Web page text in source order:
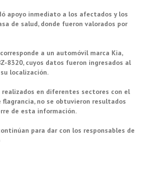
apoyo inmediato a los afectados y los
de salud, donde fueron valorados por
a un automóvil marca Kia,
8320, cuyos datos fueron ingresados al
localización.
realizados en diferentes sectores con el
flagrancia, no se obtuvieron resultados
de esta información.
para dar con los responsables de